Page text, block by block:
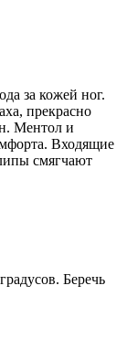
за кожей ног.
прекрасно
Ментол и
Входящие
смягчают
Беречь